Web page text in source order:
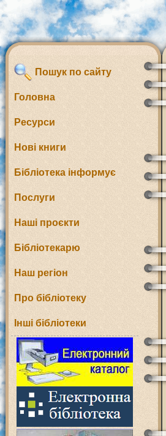
Пошук по сайту
Головна
Ресурси
Нові книги
Бібліотека інформує
Послуги
Наші проєкти
Бібліотекарю
Наш регіон
Про бібліотеку
Інші бібліотеки